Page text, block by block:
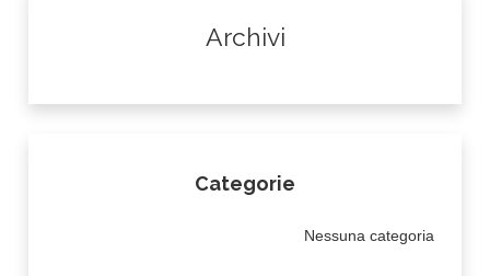
Archivi
Categorie
Nessuna categoria